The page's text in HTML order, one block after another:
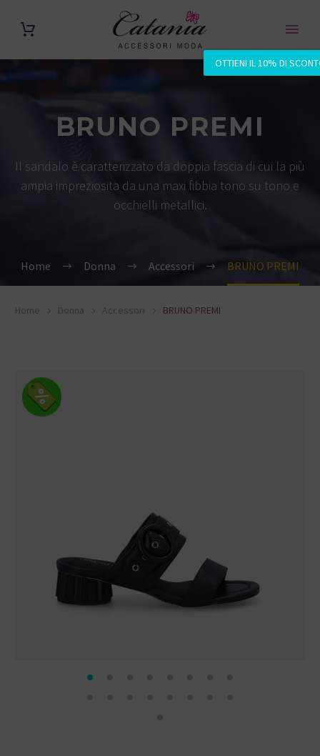
OTTIENI IL 10% DI
BRUNO PREMI
Il sandalo è caratterizzato da doppia fascia di cui la più
ampia impreziosita da una maxi fibbia tono su tono e
occhielli metallici.
Home Donna Accessori BRUNO PREMI
Home Donna Accessori BRUNO PREMI